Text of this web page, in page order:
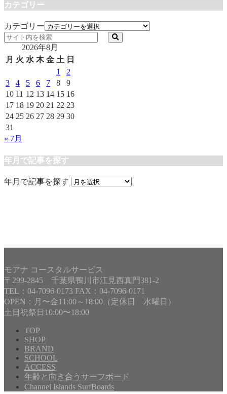
カテゴリー
カテゴリー
2026年8月
月 火 水 木 金 土 日
1
2
3
4 5 6 7 8
9
10 11 12 13 14 15 16
17 18 19 20 21 22 23
24 25 26 27 28 29 30
31
« 7月
年月で記事を探す
年月で記事を探す
モアナ コースタルサービス
〒299-2845 千葉県鴨川市江見西真門381-2
TEL：04-7096-0173 FAX：04-7096-0171
OPEN：月〜金11:00～18:00（定休日 水曜日）
土日祝祭日10:00〜18:00
TOP
SHOP
BRAND
SCHOOL
ACCESS
年齢と向き合うサーフボード
Channel Islands SurfBoards
Copyright©MOANA COASTAL SERVICE
Reserved.